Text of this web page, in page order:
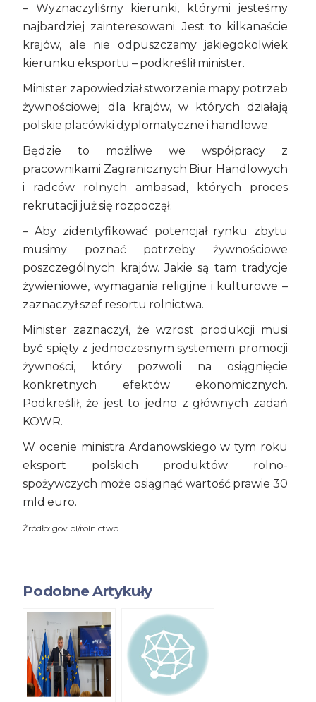
– Wyznaczyliśmy kierunki, którymi jesteśmy
najbardziej zainteresowani. Jest to kilkanaście
krajów, ale nie odpuszczamy jakiegokolwiek
kierunku eksportu – podkreślił minister.
Minister zapowiedział stworzenie mapy potrzeb
żywnościowej dla krajów, w których działają
polskie placówki dyplomatyczne i handlowe.
Będzie to możliwe we współpracy z
pracownikami Zagranicznych Biur Handlowych
i radców rolnych ambasad, których proces
rekrutacji już się rozpoczął.
– Aby zidentyfikować potencjał rynku zbytu
musimy poznać potrzeby żywnościowe
poszczególnych krajów. Jakie są tam tradycje
żywieniowe, wymagania religijne i kulturowe –
zaznaczył szef resortu rolnictwa.
Minister zaznaczył, że wzrost produkcji musi
być spięty z jednoczesnym systemem promocji
żywności, który pozwoli na osiągnięcie
konkretnych efektów ekonomicznych.
Podkreślił, że jest to jedno z głównych zadań
KOWR.
W ocenie ministra Ardanowskiego w tym roku
eksport polskich produktów rolno-
spożywczych może osiągnąć wartość prawie 30
mld euro.
Źródło: gov.pl/rolnictwo
Podobne Artykuły